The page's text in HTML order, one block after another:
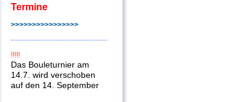
Termine
>>>>>>>>>>>>>>>>
!!!!!
Das Bouleturnier am
14.7. wird verschoben
auf den 14. September